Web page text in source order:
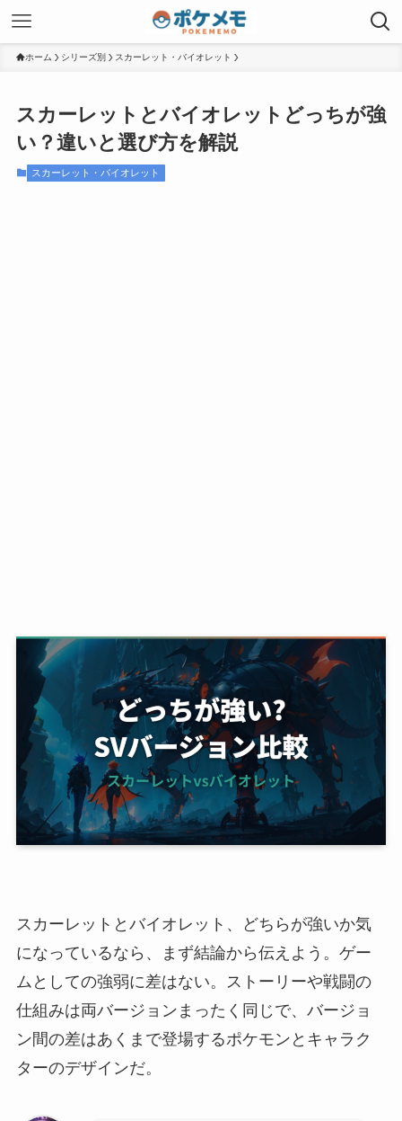
ホーム シリーズ別 スカーレット・バイオレット
スカーレットとバイオレットどっちが強
い？違いと選び方を解説
スカーレット・バイオレット
スカーレットとバイオレット、どちらが強いか気
になっているなら、まず結論から伝えよう。ゲー
ムとしての強弱に差はない。ストーリーや戦闘の
仕組みは両バージョンまったく同じで、バージョ
ン間の差はあくまで登場するポケモンとキャラク
ターのデザインだ。